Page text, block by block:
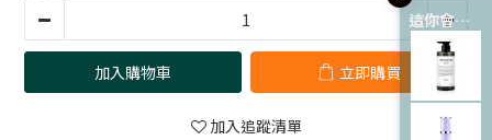
這你會愛 💘
加入購物車 立即購買
加入追蹤清單